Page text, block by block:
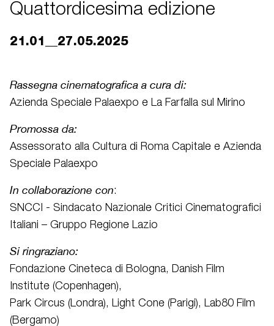
Quattordicesima edizione
21.01__27.05.2025
Rassegna cinematografica a cura di:
Azienda Speciale Palaexpo e La Farfalla sul Mirino
Promossa da:
Assessorato alla Cultura di Roma Capitale e Azienda
Speciale Palaexpo
In collaborazione con:
SNCCI - Sindacato Nazionale Critici Cinematografici
Italiani – Gruppo Regione Lazio
Si ringraziano:
Fondazione Cineteca di Bologna, Danish Film
Institute (Copenhagen),
Park Circus (Londra), Light Cone (Parigi), Lab80 Film
(Bergamo)